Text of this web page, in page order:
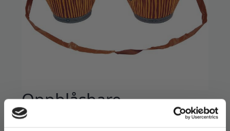
Oppblåsbare
bongotrommer